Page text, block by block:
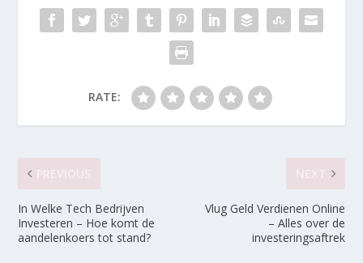
RATE:
In Welke Tech Bedrijven
Investeren – Hoe komt de
aandelenkoers tot stand?
Vlug Geld Verdienen Online
– Alles over de
investeringsaftrek